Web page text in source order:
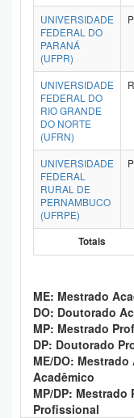
UNIVERSIDADE
FEDERAL DO
PARANÁ
(UFPR)
UNIVERSIDADE
FEDERAL DO
RIO GRANDE
DO NORTE
(UFRN)
UNIVERSIDADE
FEDERAL
RURAL DE
PERNAMBUCO
(UFRPE)
Totais
ME: Mestrado
DO: Doutorado
MP: Mestrado
DP: Doutorado
ME/DO:
Acadêmico
MP/DP:
Profissional